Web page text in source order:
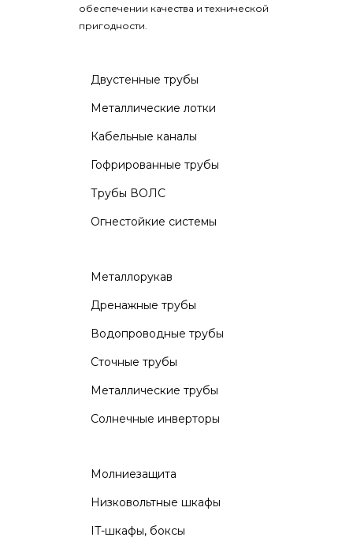
обеспечении качества и технической
пригодности.
Двустенные трубы
Металлические лотки
Кабельные каналы
Гофрированные трубы
Трубы ВОЛС
Огнестойкие системы
Металлорукав
Дренажные трубы
Водопроводные трубы
Сточные трубы
Металлические трубы
Солнечные инверторы
Молниезащита
Низковольтные шкафы
IT-шкафы, боксы